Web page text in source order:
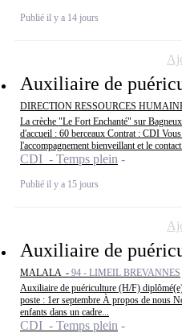
Publié il y a 14 jours
Auxiliaire de
DIRECTION RESSOURCES
La crèche "Le Fort Enchanté" sur
d'accueil : 60 berceaux Contrat : CDI
l'accompagnement bienveillant et le
CDI - Temps plein
Publié il y a 15 jours
Auxiliaire de
MALALA - 94 - LIMEIL BREVANNES
Auxiliaire de puériculture (H/F)
poste : 1er septembre À propos de nous
enfants dans un cadre...
CDI - Temps plein